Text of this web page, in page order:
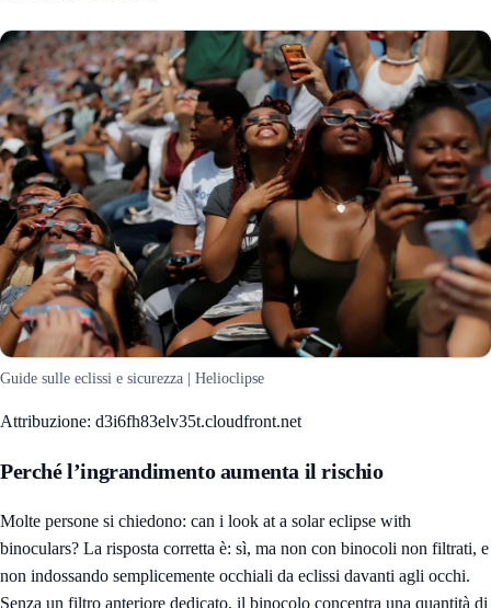
Guide sulle eclissi e sicurezza | Helioclipse
Attribuzione: d3i6fh83elv35t.cloudfront.net
Perché l’ingrandimento aumenta il rischio
Molte persone si chiedono: can i look at a solar eclipse with
binoculars? La risposta corretta è: sì, ma non con binocoli non filtrati, e
non indossando semplicemente occhiali da eclissi davanti agli occhi.
Senza un filtro anteriore dedicato, il binocolo concentra una quantità di